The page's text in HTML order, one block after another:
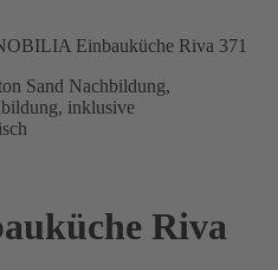
Einbauküche Riva 371
Riva